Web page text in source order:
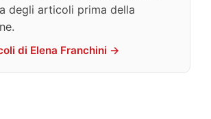
degli articoli prima della
di Elena Franchini →